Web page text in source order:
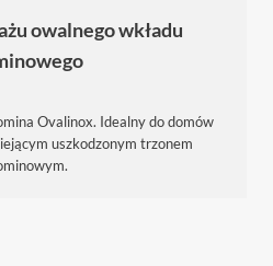
owalnego wkładu
Ovalinox. Idealny do domów
uszkodzonym trzonem